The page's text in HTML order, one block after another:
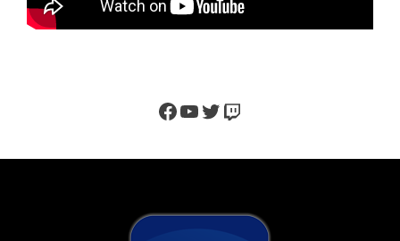
Facebook
YouTube
Twitter
Twitch